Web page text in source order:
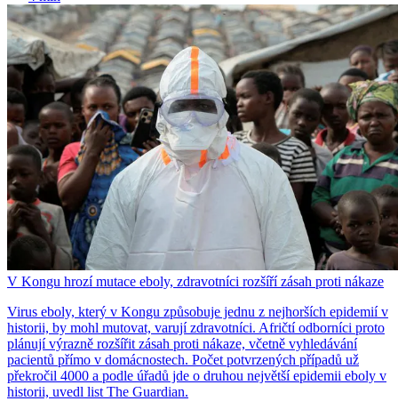
V Kongu hrozí mutace eboly, zdravotníci rozšíří zásah proti nákaze
Virus eboly, který v Kongu způsobuje jednu z nejhorších epidemií v
historii, by mohl mutovat, varují zdravotníci. Afričtí odborníci proto
plánují výrazně rozšířit zásah proti nákaze, včetně vyhledávání
pacientů přímo v domácnostech. Počet potvrzených případů už
překročil 4000 a podle úřadů jde o druhou největší epidemii eboly v
historii, uvedl list The Guardian.